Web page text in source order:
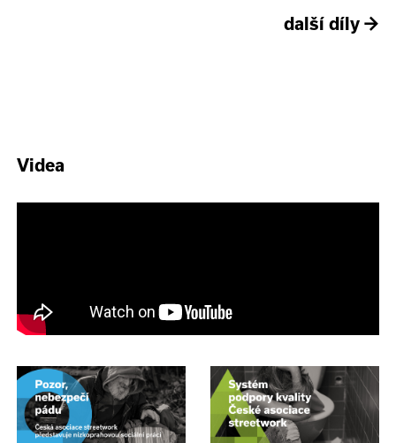
další díly →
Videa